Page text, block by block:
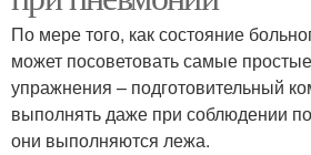
По мере того, как состояние
может посоветовать самые
упражнения – подготовительный
выполнять даже при соблюдении
они выполняются лежа.